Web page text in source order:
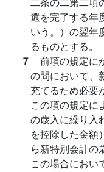
還を完了する年
いう。）の翌年
るものとする。
７ 前項の規定に
の間において、
充てるため必要
この項の規定に
の歳入に繰り入
を控除した金額
ら新特別会計の
この場合におい